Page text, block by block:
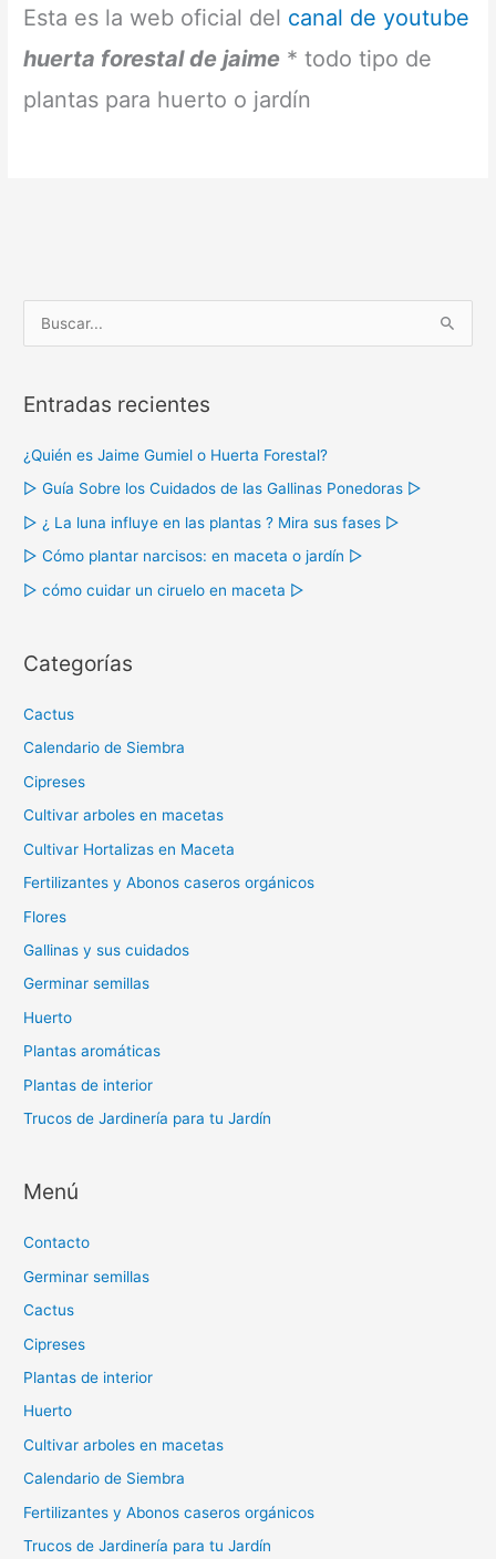
Esta es la web oficial del canal de youtube
huerta forestal de jaime * todo tipo de
plantas para huerto o jardín
u
c
r
p
o
r
:
Entradas recientes
¿Quién es Jaime Gumiel o Huerta Forestal?
▷ Guía Sobre los Cuidados de las Gallinas Ponedoras ▷
▷ ¿ La luna influye en las plantas ? Mira sus fases ▷
▷ Cómo plantar narcisos: en maceta o jardín ▷
▷ cómo cuidar un ciruelo en maceta ▷
Categorías
Cactus
Calendario de Siembra
Cipreses
Cultivar arboles en macetas
Cultivar Hortalizas en Maceta
Fertilizantes y Abonos caseros orgánicos
Flores
Gallinas y sus cuidados
Germinar semillas
Huerto
Plantas aromáticas
Plantas de interior
Trucos de Jardinería para tu Jardín
Menú
Contacto
Germinar semillas
Cactus
Cipreses
Plantas de interior
Huerto
Cultivar arboles en macetas
Calendario de Siembra
Fertilizantes y Abonos caseros orgánicos
Trucos de Jardinería para tu Jardín